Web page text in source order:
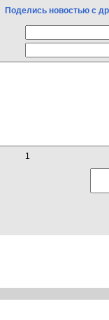
Поделись новостью с
1